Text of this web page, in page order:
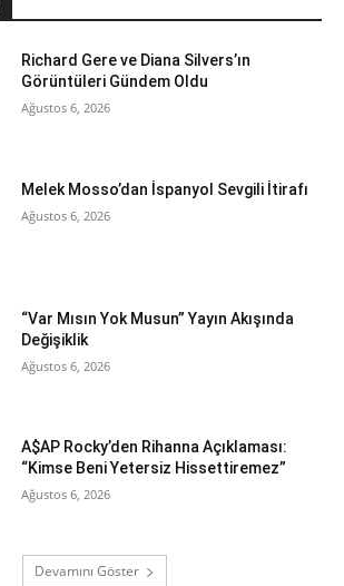
Richard Gere ve Diana Silvers’ın
Görüntüleri Gündem Oldu
Ağustos 6, 2026
Melek Mosso’dan İspanyol Sevgili İtirafı
Ağustos 6, 2026
“Var Mısın Yok Musun” Yayın Akışında
Değişiklik
Ağustos 6, 2026
A$AP Rocky’den Rihanna Açıklaması:
“Kimse Beni Yetersiz Hissettiremez”
Ağustos 6, 2026
Devamını Göster